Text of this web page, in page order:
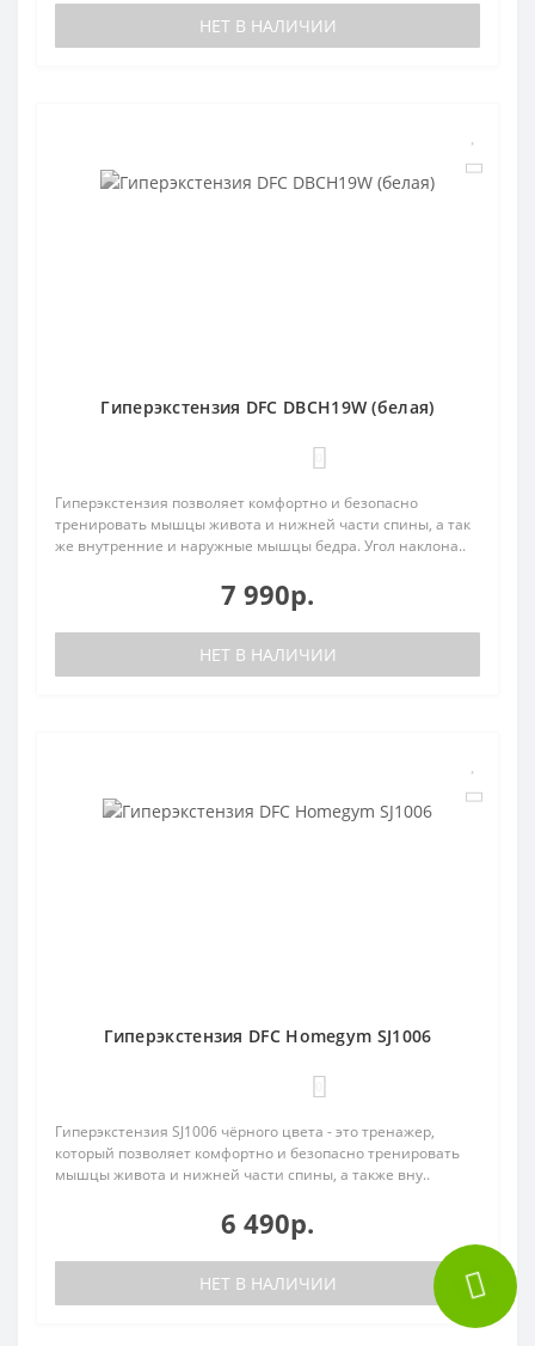
НЕТ В НАЛИЧИИ
Гиперэкстензия DFC DBCH19W (белая)
Гиперэкстензия позволяет комфортно и безопасно
тренировать мышцы живота и нижней части спины, а так
же внутренние и наружные мышцы бедра. Угол наклона..
7 990р.
НЕТ В НАЛИЧИИ
Гиперэкстензия DFC Homegym SJ1006
Гиперэкстензия SJ1006 чёрного цвета - это тренажер,
который позволяет комфортно и безопасно тренировать
мышцы живота и нижней части спины, а также вну..
6 490р.
НЕТ В НАЛИЧИИ